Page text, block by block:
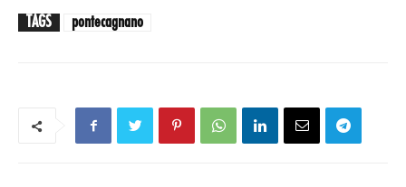
TAGS pontecagnano